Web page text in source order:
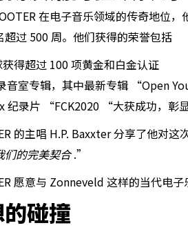
在电子音乐领域的传奇地位
超过 500 周。他们获得的荣誉包括
得超过 100 项黄金和白金认证
音室专辑，其中最新专辑 “Open
纪录片 “FCK2020 “大获成功，彰
的主唱 H.P. Baxxter 分享了他对这
们的完美契合.”
愿意与 Zonneveld 这样的当代电
碰撞